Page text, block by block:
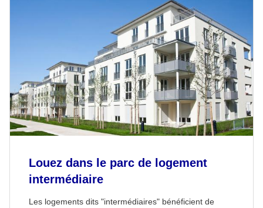
Louez dans le parc de logement
intermédiaire
Les logements dits "intermédiaires" bénéficient de